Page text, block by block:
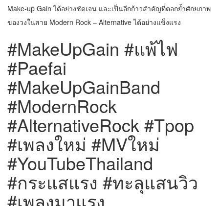
Make-up Gain ได้อย่างชัดเจน และเป็นอีกก้าวสำคัญที่ตอกย้ำศักยภาพ
ของวงในสาย Modern Rock – Alternative ได้อย่างแข็งแรง
#MakeUpGain #แพ้ไฟ
#Paefai
#MakeUpGainBand
#ModernRock
#AlternativeRock #Tpop
#เพลงใหม่ #MVใหม่
#YouTubeThailand
#กระแสแรง #ทะลุแสนวิว
#เพลงมาแรง